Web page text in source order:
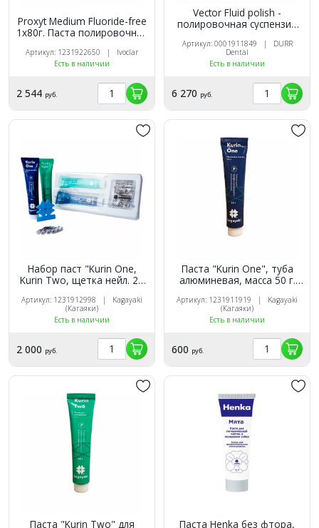
Proxyt Medium Fluoride-free
1x80г. Паста полировочная
абразивности без фтора.
Ivoclar
Артикул: 1231922650 | Ivoclar
Есть в наличии
2 544 руб.
Vector Fluid polish -
полировочная суспензия
Артикул: 0001911849 | DURR
Dental
Есть в наличии
6 270 руб.
Набор паст "Kurin One,
Kurin Two, щетка нейл. 25
Артикул: 1231912998 | Kagayaki
(Кагаяки)
Есть в наличии
2 000 руб.
Паста "Kurin One", туба
алюминевая, масса 50 г.
Артикул: 1231911919 | Kagayaki
(Кагаяки)
Есть в наличии
600 руб.
Паста "Kurin Two" для
Паста Henka без фтора,